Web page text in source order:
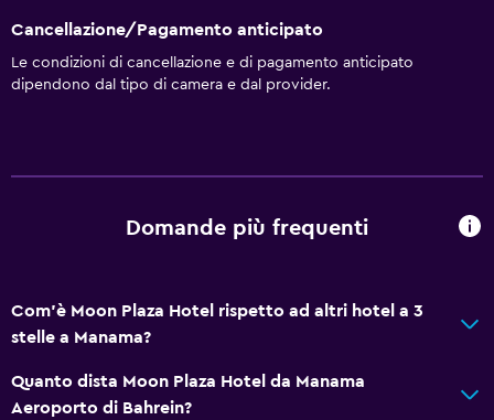
Videosorveglianza all'esterno della struttura
Pulizia quotidiana
Bagno privato
Ristoranti
Bollitore per tè/caffè
Cancellazione/Pagamento anticipato
Le condizioni di cancellazione e di pagamento anticipato
dipendono dal tipo di camera e dal provider.
Domande più frequenti
Com'è Moon Plaza Hotel rispetto ad altri hotel a 3
stelle a Manama?
Quanto dista Moon Plaza Hotel da Manama
Aeroporto di Bahrein?